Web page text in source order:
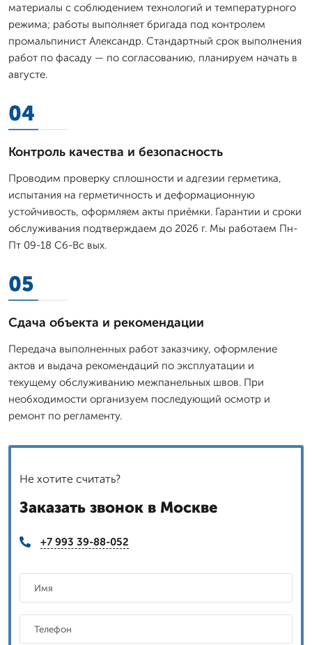
материалы с соблюдением технологий и температурного
режима; работы выполняет бригада под контролем
промальпинист Александр. Стандартный срок выполнения
работ по фасаду — по согласованию, планируем начать в
августе.
04
Контроль качества и безопасность
Проводим проверку сплошности и адгезии герметика,
испытания на герметичность и деформационную
устойчивость, оформляем акты приёмки. Гарантии и сроки
обслуживания подтверждаем до 2026 г. Мы работаем Пн-
Пт 09-18 Сб-Вс вых.
05
Сдача объекта и рекомендации
Передача выполненных работ заказчику, оформление
актов и выдача рекомендаций по эксплуатации и
текущему обслуживанию межпанельных швов. При
необходимости организуем последующий осмотр и
ремонт по регламенту.
Не хотите считать?
Заказать звонок в Москве
+7 993 39-88-052